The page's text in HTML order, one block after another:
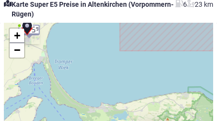
Karte Super E5 Preise in Altenkirchen (Vorpommern-
Rügen)
6 23 km
2.059
+
−